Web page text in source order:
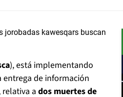
), está implementando
de información
a dos muertes de